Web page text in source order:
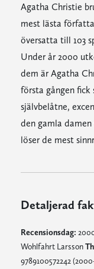
Agatha Christie
mest lästa
översatta till 103
Under år 2000
dem är Agatha
första gången
självbelåtne,
den gamla
löser de mest
Detaljerad
Recensionsdag:
Wohlfahrt Larsson
9789100572242